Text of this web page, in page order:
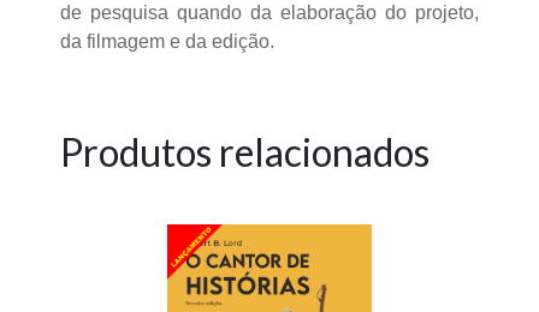
de pesquisa quando da elaboração do projeto,
da filmagem e da edição.
Produtos relacionados